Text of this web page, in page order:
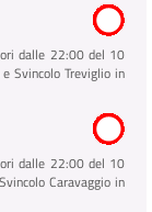
dalle 22:00 del 10
Svincolo Treviglio in
dalle 22:00 del 10
Caravaggio in